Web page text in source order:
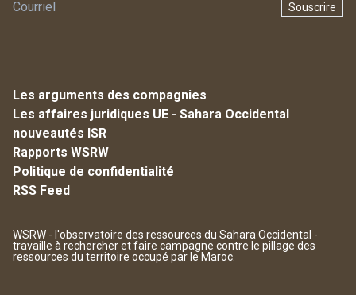
Souscrire
Les arguments des compagnies
Les affaires juridiques UE - Sahara Occidental
nouveautés ISR
Rapports WSRW
Politique de confidentialité
RSS Feed
WSRW - l'observatoire des ressources du Sahara Occidental -
travaille à rechercher et faire campagne contre le pillage des
ressources du territoire occupé par le Maroc.